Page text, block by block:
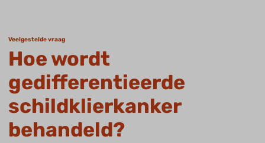
Veelgestelde vraag
Hoe wordt
gedifferentieerde
schildklierkanker
behandeld?